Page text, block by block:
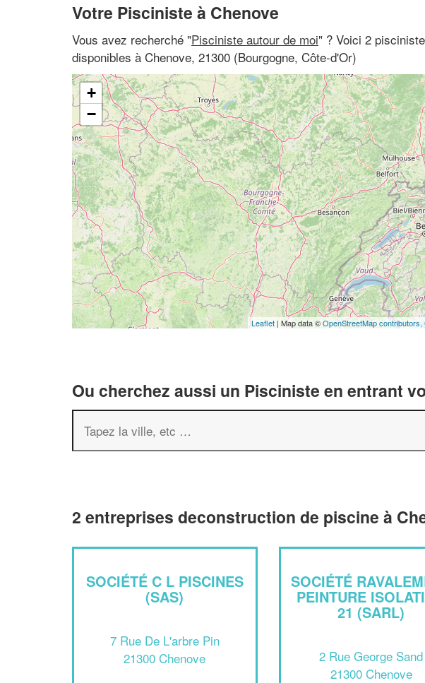
Votre Pisciniste à Chenove
Vous avez recherché "Pisciniste autour de moi" ? Voici 2
disponibles à Chenove, 21300 (Bourgogne, Côte-d'Or)
+
−
Leaflet | Map data ©OpenStreetMap contributors,
Ou cherchez aussi un Pisciniste en entrant
2 entreprises deconstruction de piscine à
SOCIÉTÉ C L PISCINES
(SAS)
7 Rue De L'arbre Pin
21300 Chenove
SOCIÉTÉ
PEINTURE
21 (SARL)
2 Rue George Sand
21300 Chenove